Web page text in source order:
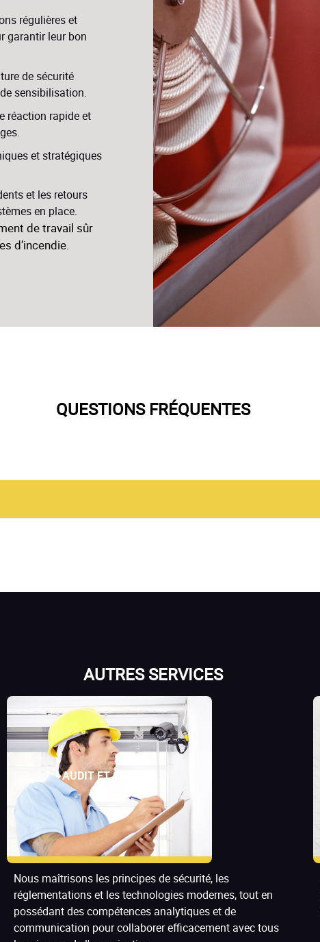
régulières et
garantir leur bon
de sécurité
sensibilisation.
réaction rapide et
et stratégiques
et les retours
en place.
de travail sûr
d’incendie.
QUESTIONS FRÉQUENTES
AUTRES SERVICES
AUDIT ET CONSEIL
Nous maîtrisons les principes de sécurité, les
réglementations et les technologies modernes, tout en
possédant des compétences analytiques et de
communication pour collaborer efficacement avec tous